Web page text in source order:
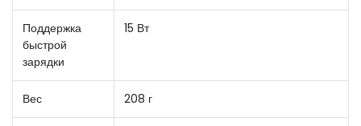
Поддержка
быстрой
зарядки
15 Вт
Вес 208 г